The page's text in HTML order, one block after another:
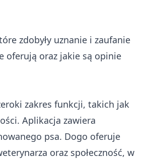
zdobyły uznanie i zaufanie
oferują oraz jakie są opinie
zakres funkcji, takich jak
Aplikacja zawiera
psa. Dogo oferuje
oraz społeczność, w